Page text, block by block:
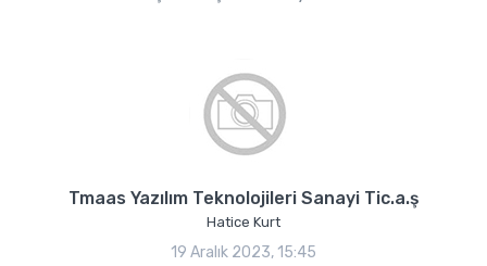
Tmaas Yazılım Teknolojileri Sanayi Tic.a.ş
Hatice Kurt
19 Aralık 2023, 15:45